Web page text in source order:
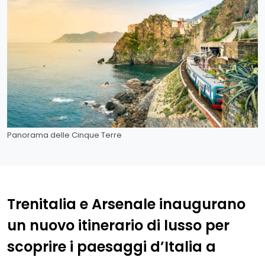
Panorama delle Cinque Terre
Trenitalia e Arsenale inaugurano
un nuovo itinerario di lusso per
scoprire i paesaggi d’Italia a